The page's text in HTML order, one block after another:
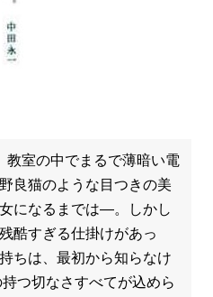
教室の中でまるで薄暗い電
良猫のような目つきの美
になるまでは―。しかし
酷すぎる仕掛けがあっ
ちは、最初から知らなけ
つ切なさすべてが込めら